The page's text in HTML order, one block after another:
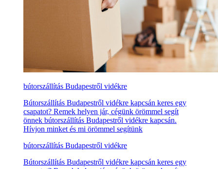
bútorszállítás Budapestről vidékre
Bútorszállítás Budapestről vidékre kapcsán keres egy
csapatot? Remek helyen jár, cégünk örömmel segít
önnek bútorszállítás Budapestről vidékre kapcsán.
Hívjon minket és mi örömmel segítünk
bútorszállítás Budapestről vidékre
Bútorszállítás Budapestről vidékre kapcsán keres egy